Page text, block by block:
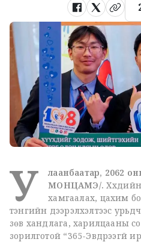
У
лаанбаатар, 2062
МОНЦАМЭ/.
хамгаалах, цахим
тэнгийн дээрэлхэлтээс
зөв хандлага, харилцааны
зорилготой “365-Эвдрээгүй